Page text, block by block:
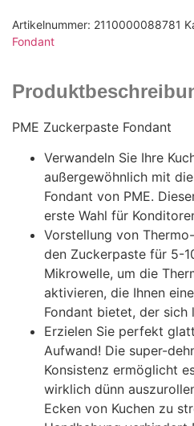
Artikelnummer: 2110000088781
Fondant
PME Zuckerpaste Fondant
Verwandeln Sie Ihre
außergewöhnlich mit
Fondant von PME.
erste Wahl für
Vorstellung von
den Zuckerpaste für 5-
Mikrowelle, um die
aktivieren, die Ihnen
Fondant bietet, der
Erzielen Sie perfekt
Aufwand! Die super-
Konsistenz ermöglicht
wirklich dünn
Ecken von Kuchen zu